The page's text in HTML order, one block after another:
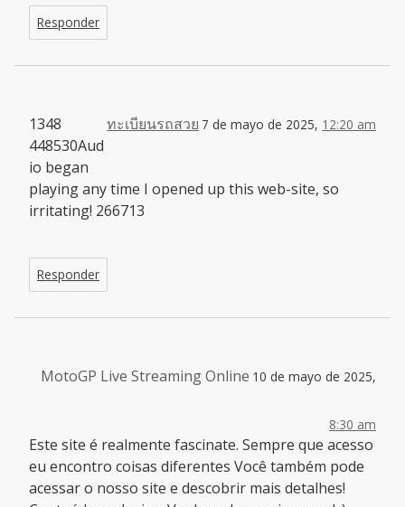
Responder
ทะเบียนรถสวย 7 de mayo de 2025, 12:20 am
1348
448530Aud
io began
playing any time I opened up this web-site, so
irritating! 266713
Responder
MotoGP Live Streaming Online 10 de mayo de 2025,
8:30 am
Este site é realmente fascinate. Sempre que acesso
eu encontro coisas diferentes Você também pode
acessar o nosso site e descobrir mais detalhes!